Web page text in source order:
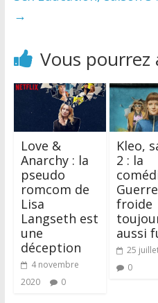
→
Vous pourrez
Love &
Anarchy : la
pseudo
romcom de
Lisa
Langseth est
une
déception
4 novembre
2020
0
Kleo,
2 : la
Guerre
froide
aussi
25
0